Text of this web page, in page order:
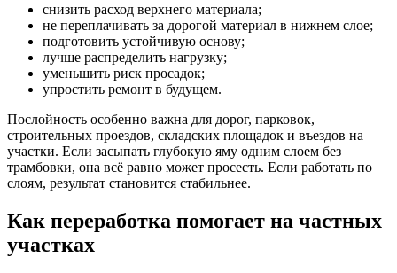
снизить расход верхнего материала;
не переплачивать за дорогой материал в нижнем слое;
подготовить устойчивую основу;
лучше распределить нагрузку;
уменьшить риск просадок;
упростить ремонт в будущем.
Послойность особенно важна для дорог, парковок,
строительных проездов, складских площадок и въездов на
участки. Если засыпать глубокую яму одним слоем без
трамбовки, она всё равно может просесть. Если работать по
слоям, результат становится стабильнее.
Как переработка помогает на частных
участках